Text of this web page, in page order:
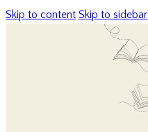
Skip to content Skip to sidebar